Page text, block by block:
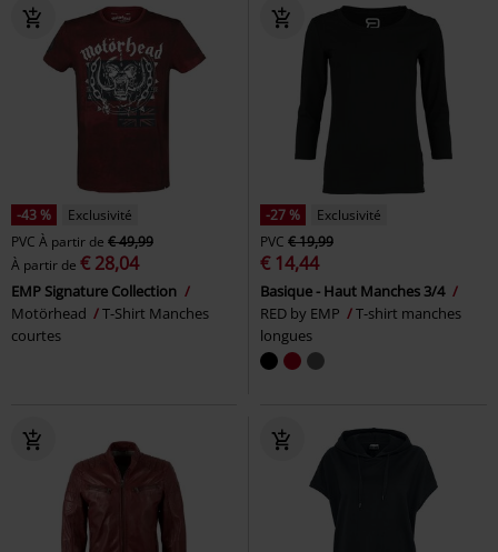
-43 %
Exclusivité
PVC À partir de € 49,99
À partir de € 28,04
EMP Signature Collection
Motörhead
T-Shirt Manches
courtes
-27 %
Exclusivité
PVC € 19,99
€ 14,44
Basique - Haut Manches 3/4
RED by EMP
T-shirt manches
longues